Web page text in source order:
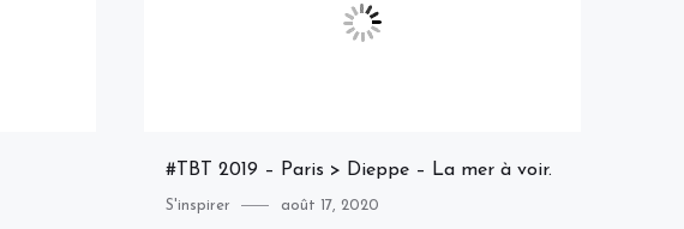
#TBT 2019 – Paris > Dieppe – La mer à voir.
Category
S'inspirer
Posted
août 17, 2020